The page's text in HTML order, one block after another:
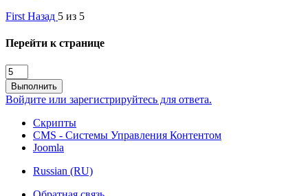
First Назад 5 из 5
Перейти к странице
Выполнить
Войдите или зарегистрируйтесь для ответа.
Скрипты
CMS - Системы Управления Контентом
Joomla
Russian (RU)